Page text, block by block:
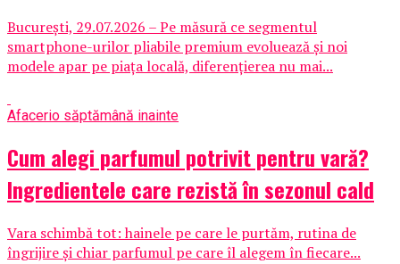
București, 29.07.2026 – Pe măsură ce segmentul
smartphone-urilor pliabile premium evoluează și noi
modele apar pe piața locală, diferențierea nu mai...
Afacerio săptămână inainte
Cum alegi parfumul potrivit pentru vară?
Ingredientele care rezistă în sezonul cald
Vara schimbă tot: hainele pe care le purtăm, rutina de
îngrijire și chiar parfumul pe care îl alegem în fiecare...